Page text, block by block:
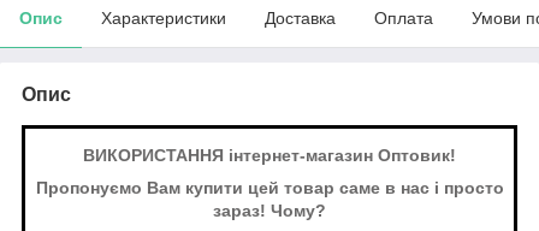
Опис Характеристики Доставка Оплата Умови
Опис
ВИКОРИСТАННЯ інтернет-магазин Оптовик!
Пропонуємо Вам купити цей товар саме в нас і просто
зараз! Чому?